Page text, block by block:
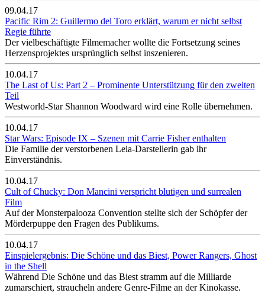
09.04.17
Pacific Rim 2: Guillermo del Toro erklärt, warum er nicht selbst
Regie führte
Der vielbeschäftigte Filmemacher wollte die Fortsetzung seines
Herzensprojektes ursprünglich selbst inszenieren.
10.04.17
The Last of Us: Part 2 – Prominente Unterstützung für den zweiten
Teil
Westworld-Star Shannon Woodward wird eine Rolle übernehmen.
10.04.17
Star Wars: Episode IX – Szenen mit Carrie Fisher enthalten
Die Familie der verstorbenen Leia-Darstellerin gab ihr
Einverständnis.
10.04.17
Cult of Chucky: Don Mancini verspricht blutigen und surrealen
Film
Auf der Monsterpalooza Convention stellte sich der Schöpfer der
Mörderpuppe den Fragen des Publikums.
10.04.17
Einspielergebnis: Die Schöne und das Biest, Power Rangers, Ghost
in the Shell
Während Die Schöne und das Biest stramm auf die Milliarde
zumarschiert, straucheln andere Genre-Filme an der Kinokasse.